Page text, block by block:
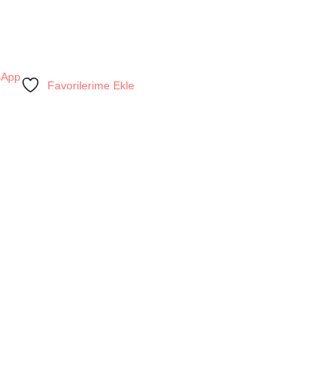
Favorilerime Ekle